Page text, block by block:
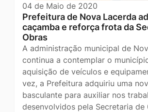
04 de Maio de 2020
Prefeitura de Nova Lacerda
caçamba e reforça frota da
Obras
A administração municipal de
continua a contemplar o
aquisição de veículos e
vez, a Prefeitura adquiriu uma
basculante para auxiliar nos
desenvolvidos pela Secretaria